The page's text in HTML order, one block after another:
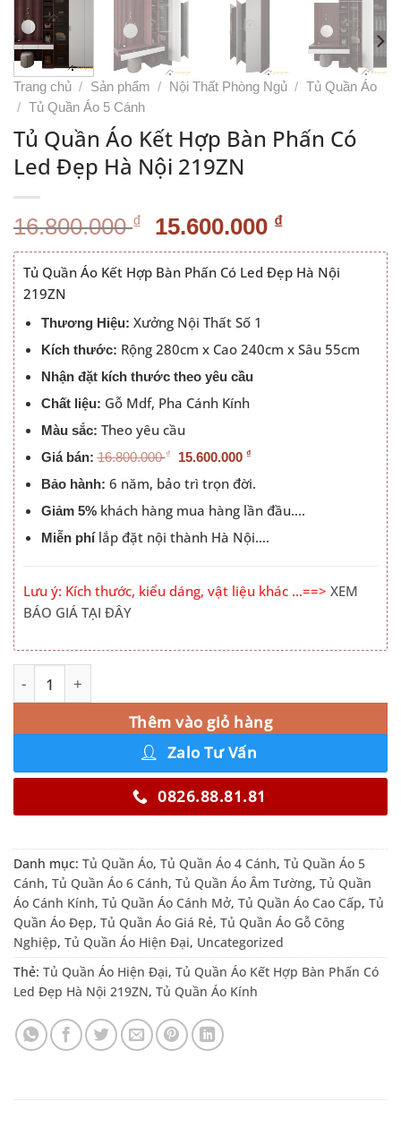
Trang chủ / Sản phẩm / Nội Thất Phòng Ngủ / Tủ Quần Áo
/ Tủ Quần Áo 5 Cánh
Tủ Quần Áo Kết Hợp Bàn Phấn Có
Led Đẹp Hà Nội 219ZN
16.800.000₫ Giá
gốc
là:
15.600.000 ₫Giá
hiện
tại
Tủ Quần Áo Kết Hợp Bàn Phấn Có Led Đẹp Hà Nội
219ZN
Thương Hiệu: Xưởng Nội Thất Số 1
Kích thước: Rộng 280cm x Cao 240cm x Sâu 55cm
Nhận đặt kích thước theo yêu cầu
Chất liệu: Gỗ Mdf, Pha Cánh Kính
Màu sắc: Theo yêu cầu
Giá bán:16.800.000 ₫ 15.600.000 ₫
Bảo hành: 6 năm, bảo trì trọn đời.
Giảm 5%khách hàng mua hàng lần đầu….
Miễn phílắp đặt nội thành Hà Nội….
Lưu ý: Kích thước, kiểu dáng, vật liệu khác …==> XEM
BÁO GIÁ TẠI ĐÂY
Tủ Quần Áo Kết Hợp Bàn Phấn Có Led Đẹp Hà Nội
Thêm vào giỏ hàng
Alternative:
Zalo Tư Vấn
0826.88.81.81
Danh mục: Tủ Quần Áo, Tủ Quần Áo 4 Cánh, Tủ Quần Áo 5
Cánh, Tủ Quần Áo 6 Cánh, Tủ Quần Áo Âm Tường, Tủ Quần
Áo Cánh Kính, Tủ Quần Áo Cánh Mở, Tủ Quần Áo Cao Cấp, Tủ
Quần Áo Đẹp, Tủ Quần Áo Giá Rẻ, Tủ Quần Áo Gỗ Công
Nghiệp, Tủ Quần Áo Hiện Đại, Uncategorized
Thẻ: Tủ Quần Áo Hiện Đại, Tủ Quần Áo Kết Hợp Bàn Phấn Có
Led Đẹp Hà Nội 219ZN, Tủ Quần Áo Kính